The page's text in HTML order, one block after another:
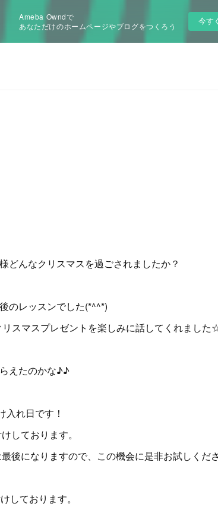
Ameba Owndで
あなただけのホームページやブログをつくろう
今す
どんなクリスマスを過ごされましたか？
のレッスンでした(*^^*)
スマスプレゼントを楽しみに話してくれました
えたのかな♪♪
入れ日です！
しております。
後になりますので、この機会に是非お試しくだ
しております。